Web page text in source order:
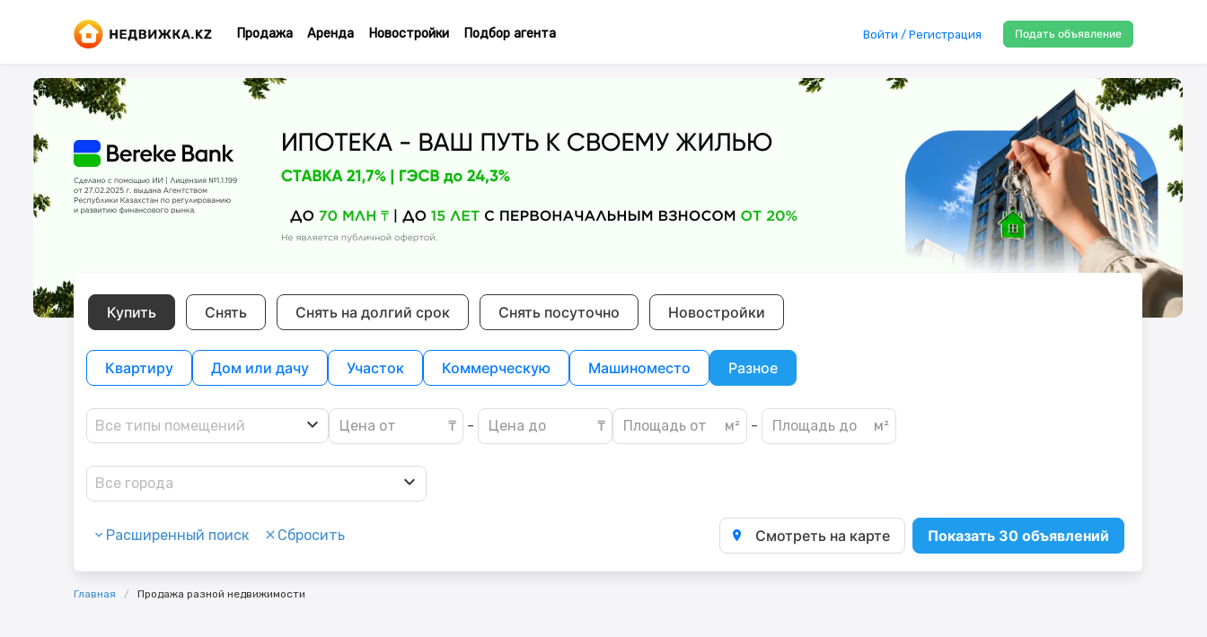
Продажа Аренда Новостройки Подбор агента Войти / Регистрация Подать объявление
Купить Снять Снять на долгий срок Снять посуточно Новостройки
Квартиру Дом или дачу Участок Коммерческую Машиноместо Разное
Все типы помещений - -
Все города
Расширенный поиск Сбросить Смотреть на карте Показать 30 объявлений
Главная Продажа разной недвижимости